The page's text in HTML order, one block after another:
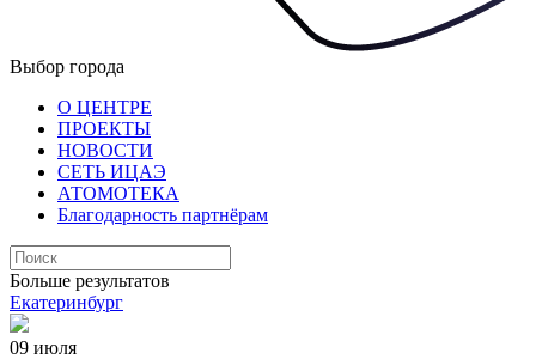
Выбор города
О ЦЕНТРЕ
ПРОЕКТЫ
НОВОСТИ
СЕТЬ ИЦАЭ
АТОМОТЕКА
Благодарность партнёрам
Больше результатов
Екатеринбург
09 июля